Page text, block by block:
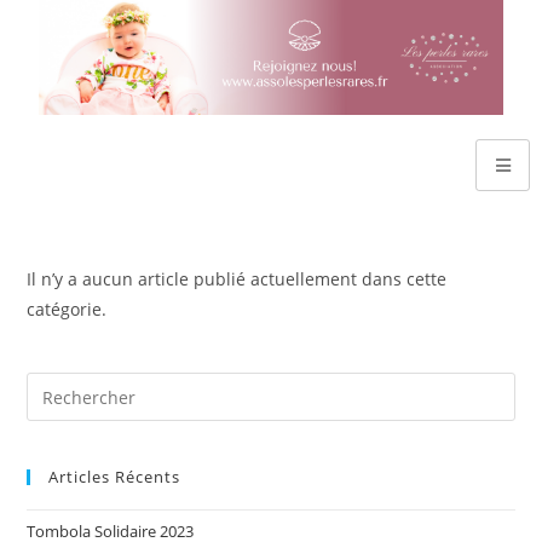
Il n’y a aucun article publié actuellement dans cette
catégorie.
Articles Récents
Tombola Solidaire 2023